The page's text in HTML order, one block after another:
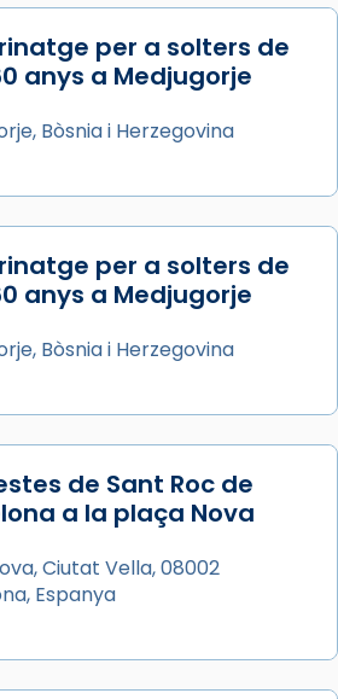
la Catedral de Barcelona.
Barcelona, el cardenal Joan
presidit la missa i l’ha
auxiliar de Barcelona,
de Barcelona
història de sant Cugat, a
sorgeix la tradició
(“relatiu a Júlia”) i
a Semprònia =
seves. I l’any 1667, el
Roig, afirma en una obra
filles de l’antiga Iluro.
les relíq
per a solters de
anys a Medjugorje
Bòsnia i Herzegovina
per a solters de
anys a Medjugorje
Bòsnia i Herzegovina
de Sant Roc de
a la plaça Nova
Ciutat Vella, 08002
Espanya